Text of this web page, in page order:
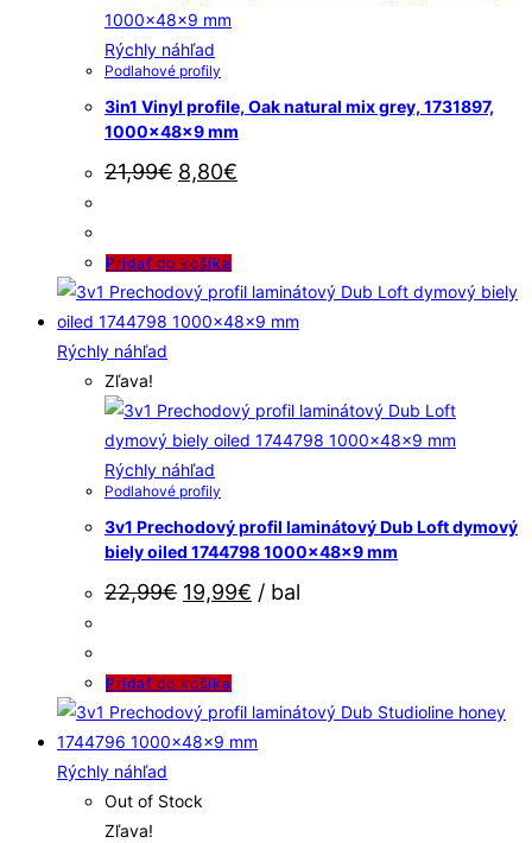
Rýchly náhľad
Podlahové profily
3in1 Vinyl profile, Oak natural mix grey, 1731897,
1000x48x9 mm
21,99€ 8,80€
Pridať do košíka
Rýchly náhľad
Zľava!
Rýchly náhľad
Podlahové profily
3v1 Prechodový profil laminátový Dub Loft dymový
biely oiled 1744798 1000x48x9 mm
22,99€ 19,99€ / bal
Pridať do košíka
Rýchly náhľad
Out of Stock
Zľava!